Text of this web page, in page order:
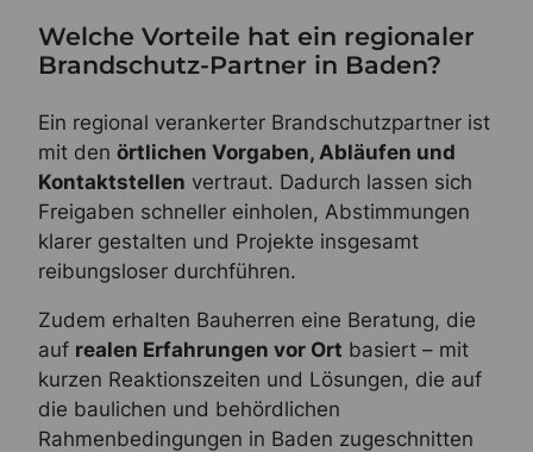
Welche Vorteile hat ein regionaler
Brandschutz-Partner in Baden?
Ein regional verankerter Brandschutzpartner ist
mit denörtlichen Vorgaben, Abläufen und
Kontaktstellen vertraut. Dadurch lassen sich
Freigaben schneller einholen, Abstimmungen
klarer gestalten und Projekte insgesamt
reibungsloser durchführen.
Zudem erhalten Bauherren eine Beratung, die
auf realen Erfahrungen vor Ort basiert – mit
kurzen Reaktionszeiten und Lösungen, die auf
die baulichen und behördlichen
Rahmenbedingungen in Baden zugeschnitten